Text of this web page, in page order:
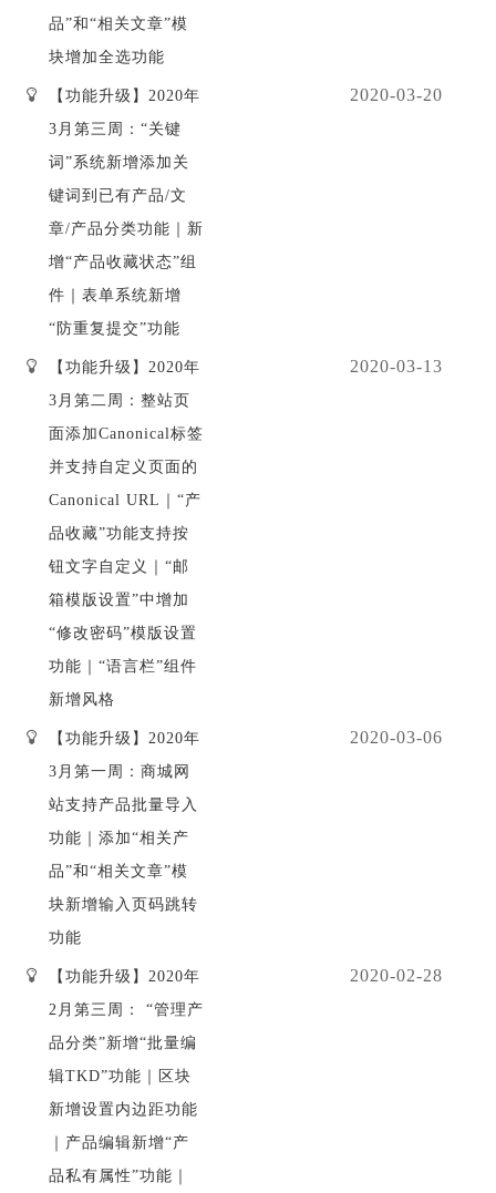
品”和“相关文章”模
块增加全选功能
【功能升级】2020年
3月第三周：“关键
词”系统新增添加关
键词到已有产品/文
章/产品分类功能｜新
增“产品收藏状态”组
件｜表单系统新增
“防重复提交”功能
2020-03-20
【功能升级】2020年
3月第二周：整站页
面添加Canonical标签
并支持自定义页面的
Canonical URL｜“产
品收藏”功能支持按
钮文字自定义｜“邮
箱模版设置”中增加
“修改密码”模版设置
功能｜“语言栏”组件
新增风格
2020-03-13
【功能升级】2020年
3月第一周：商城网
站支持产品批量导入
功能｜添加“相关产
品”和“相关文章”模
块新增输入页码跳转
功能
2020-03-06
【功能升级】2020年
2月第三周： “管理产
品分类”新增“批量编
辑TKD”功能｜区块
新增设置内边距功能
｜产品编辑新增“产
品私有属性”功能｜
2020-02-28